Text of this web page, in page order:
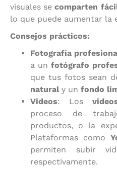
visuales secomparten
lo que puede aumentar la
Consejos prácticos:
Fotografía
a un fotógrafo
que tus fotos sean
natural y un fondo
Videos: Los
proceso de
productos, o la
Plataformas como
permiten subir
respectivamente.